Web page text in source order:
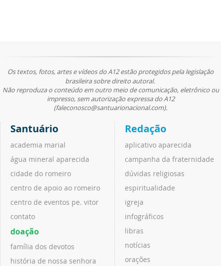
Os textos, fotos, artes e vídeos do A12 estão protegidos pela legislação
brasileira sobre direito autoral.
Não reproduza o conteúdo em outro meio de comunicação, eletrônico ou
impresso, sem autorização expressa do A12
(faleconosco@santuarionacional.com).
Santuário
academia marial
água mineral aparecida
cidade do romeiro
centro de apoio ao romeiro
centro de eventos pe. vitor
contato
doação
família dos devotos
história de nossa senhora
Redação
aplicativo aparecida
campanha da fraternidade
dúvidas religiosas
espiritualidade
igreja
infográficos
libras
notícias
orações